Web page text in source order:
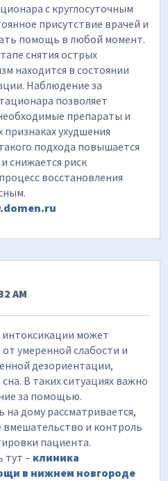
с круглосуточным
присутствие врачей и
помощь в любой момент.
снятия острых
находится в состоянии
Наблюдение за
позволяет
препараты и
ухудшения
подхода повышается
снижается риск
восстановления
AM
может
умеренной слабости и
дезориентации,
В таких ситуациях важно
за помощью.
дому рассматривается,
вмешательство и контроль
пациента.
тут – клиника
в нижнем новгороде